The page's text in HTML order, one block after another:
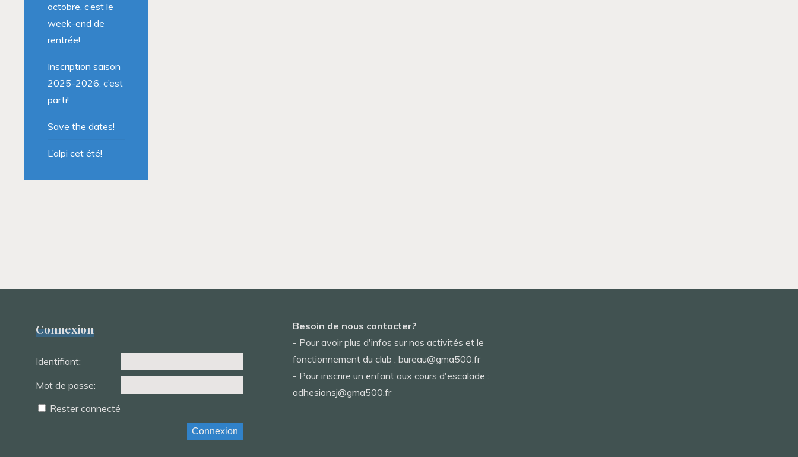
octobre, c’est le
week-end de
rentrée!
Inscription saison
2025-2026, c’est
parti!
Save the dates!
L’alpi cet été!
Connexion
Identifiant:
Mot de passe:
Rester connecté
Connexion
Besoin de nous contacter?
- Pour avoir plus d'infos sur nos activités et le
fonctionnement du club : bureau@gma500.fr
- Pour inscrire un enfant aux cours d'escalade :
adhesionsj@gma500.fr